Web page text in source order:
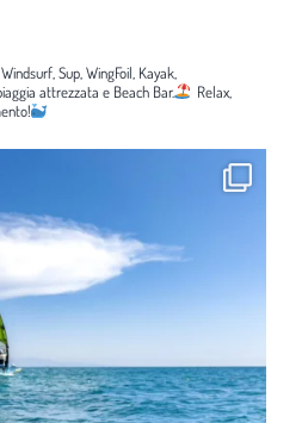
Sup, WingFoil, Kayak,
attrezzata e Beach Bar.
Relax,